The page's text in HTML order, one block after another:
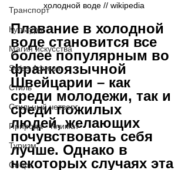
Транспорт
Культура
Магия искусства
Swiss Афиша
Стиль
Стильный четверг
Природа - Климат
Туризм
Спорт
холодной воде // wikipedia
Плавание в холодной
воде становится все
более популярным во
франкоязычной
Швейцарии – как
среди молодежи, так и
среди пожилых
людей, желающих
почувствовать себя
лучше. Однако в
некоторых случаях эта